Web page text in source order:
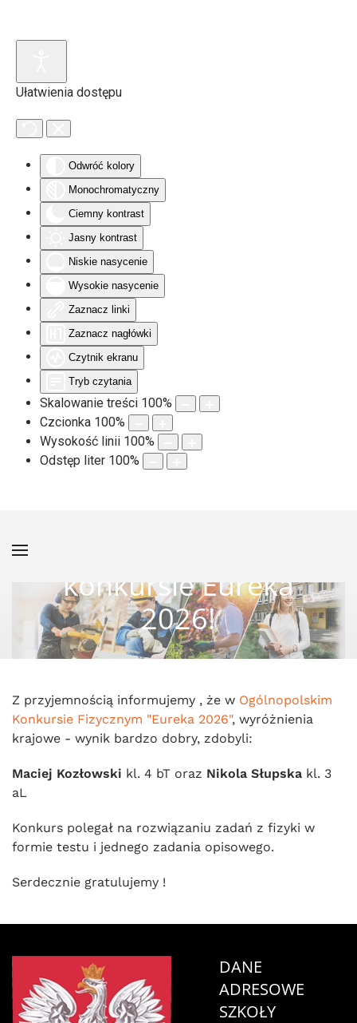
Ułatwienia dostępu
Odwróć kolory
Monochromatyczny
Ciemny kontrast
Jasny kontrast
Niskie nasycenie
Wysokie nasycenie
Zaznacz linki
Zaznacz nagłówki
Czytnik ekranu
Tryb czytania
Skalowanie treści 100%
Czcionka 100%
Wysokość linii 100%
Odstęp liter 100%
Skip to main content
konkursie Eureka
2026!
Z przyjemnością informujemy , że w Ogólnopolskim
Konkursie Fizycznym "Eureka 2026", wyróżnienia
krajowe - wynik bardzo dobry, zdobyli:
Maciej Kozłowski kl. 4 bT oraz Nikola Słupska kl. 3
aL
Konkurs polegał na rozwiązaniu zadań z fizyki w
formie testu i jednego zadania opisowego.
Serdecznie gratulujemy !
DANE
ADRESOWE
SZKOŁY